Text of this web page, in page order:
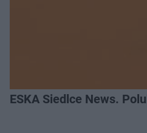
ESKA Siedlce News.